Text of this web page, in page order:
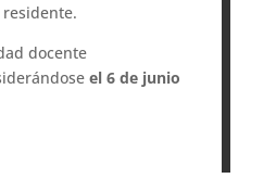
docente
el 6 de junio